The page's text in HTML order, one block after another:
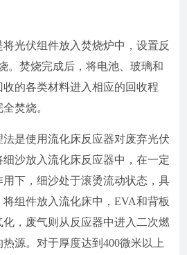
光伏组件放入焚烧炉中，设置反
。焚烧完成后，将电池、玻璃和
的各类材料进入相应的回收程
焚烧。
是使用流化床反应器对废弃光伏
沙放入流化床反应器中，在一定
下，细沙处于滚烫流动状态，具
组件放入流化床中，EVA和背板
，废气则从反应器中进入二次燃
源。对于厚度达到400微米以上